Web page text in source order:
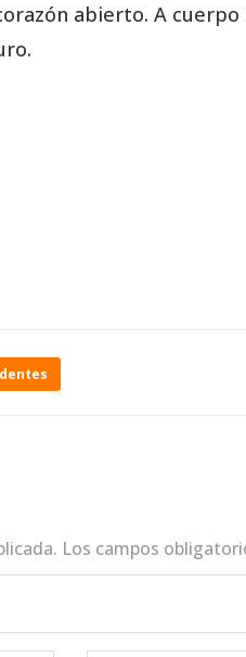
abierto. A
Los campos